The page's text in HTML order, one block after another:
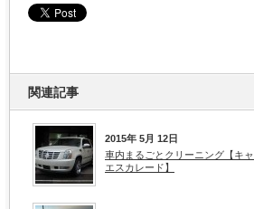
関連記事
2015年 5月 12日
車内まるごとクリーニング【キ
エスカレード】